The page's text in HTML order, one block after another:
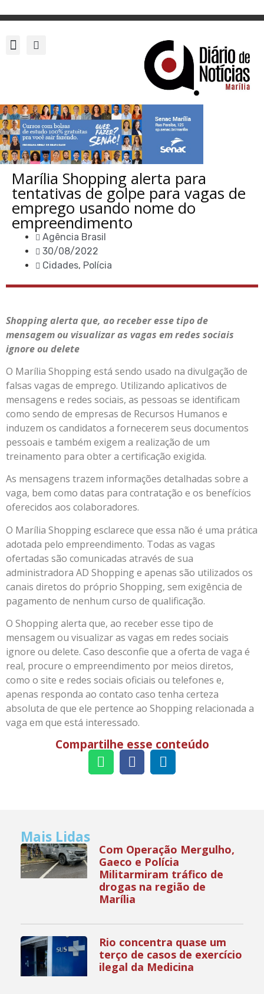
Marília Shopping alerta para
tentativas de golpe para vagas de
emprego usando nome do
empreendimento
Agência Brasil
30/08/2022
Cidades, Polícia
Shopping alerta que, ao receber esse tipo de
mensagem ou visualizar as vagas em redes sociais
ignore ou delete
O Marília Shopping está sendo usado na divulgação de
falsas vagas de emprego. Utilizando aplicativos de
mensagens e redes sociais, as pessoas se identificam
como sendo de empresas de Recursos Humanos e
induzem os candidatos a fornecerem seus documentos
pessoais e também exigem a realização de um
treinamento para obter a certificação exigida.
As mensagens trazem informações detalhadas sobre a
vaga, bem como datas para contratação e os benefícios
oferecidos aos colaboradores.
O Marília Shopping esclarece que essa não é uma prática
adotada pelo empreendimento. Todas as vagas
ofertadas são comunicadas através de sua
administradora AD Shopping e apenas são utilizados os
canais diretos do próprio Shopping, sem exigência de
pagamento de nenhum curso de qualificação.
O Shopping alerta que, ao receber esse tipo de
mensagem ou visualizar as vagas em redes sociais
ignore ou delete. Caso desconfie que a oferta de vaga é
real, procure o empreendimento por meios diretos,
como o site e redes sociais oficiais ou telefones e,
apenas responda ao contato caso tenha certeza
absoluta de que ele pertence ao Shopping relacionada a
vaga em que está interessado.
Compartilhe esse conteúdo
Mais Lidas
Com Operação Mergulho,
Gaeco e Polícia
Militarmiram tráfico de
drogas na região de
Marília
Rio concentra quase um
terço de casos de exercício
ilegal da Medicina